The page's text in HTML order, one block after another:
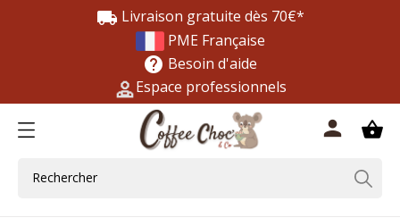
local_shipping Livraison gratuite dès 70€*
PME Française
help Besoin d'aide
Espace professionnels
shopping_basket
person